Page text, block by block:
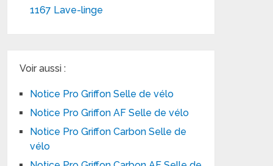
1167 Lave-linge
Voir aussi :
Notice Pro Griffon Selle de vélo
Notice Pro Griffon AF Selle de vélo
Notice Pro Griffon Carbon Selle de
vélo